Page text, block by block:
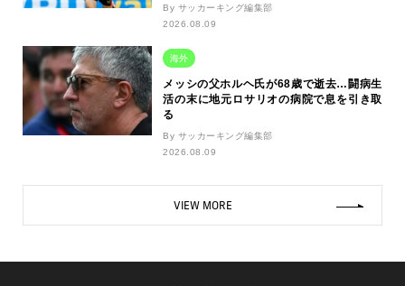
By サッカーキング編集部
2026.08.09
海外
メッシの父ホルヘ氏が68歳で逝去…闘病生
活の末に地元ロサリオの病院で息を引き取
る
By サッカーキング編集部
2026.08.09
VIEW MORE